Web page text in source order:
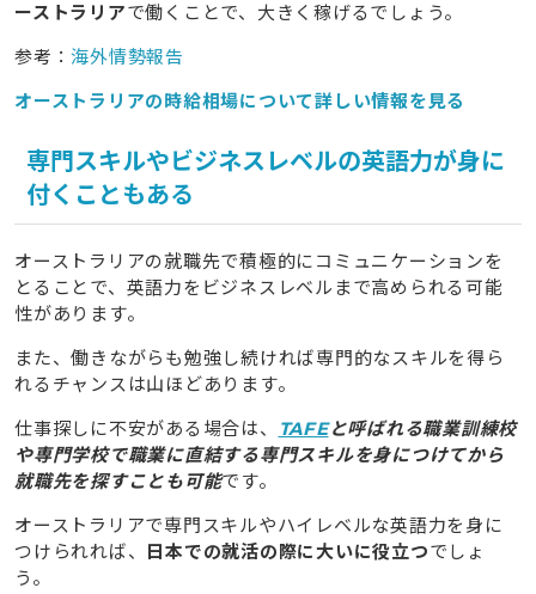
ーストラリアで働くことで、大きく稼げるでしょう。
参考：海外情勢報告
オーストラリアの時給相場について詳しい情報を見る
専門スキルやビジネスレベルの英語力が身に
付くこともある
オーストラリアの就職先で積極的にコミュニケーションを
とることで、英語力をビジネスレベルまで高められる可能
性があります。
また、働きながらも勉強し続ければ専門的なスキルを得ら
れるチャンスは山ほどあります。
仕事探しに不安がある場合は、
TAFEと呼ばれる職業訓練校
や専門学校で職業に直結する専門スキルを身につけてから
就職先を探すことも可能です。
オーストラリアで専門スキルやハイレベルな英語力を身に
つけられれば、 日本での就活の際に大いに役立つでしょ
う。